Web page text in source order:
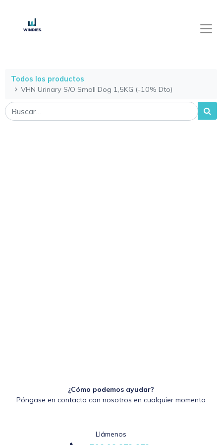
Todos los productos
VHN Urinary S/O Small Dog 1,5KG (-10% Dto)
¿Cómo podemos ayudar?
Póngase en contacto con nosotros en cualquier momento
Llámenos